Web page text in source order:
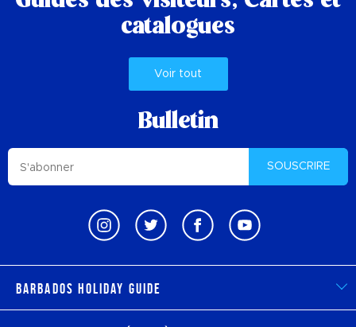
catalogues
Voir tout
Bulletin
SOUSCRIRE
Barbados Holiday Guide